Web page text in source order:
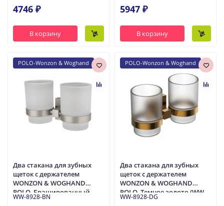
4746 ₽
В корзину
5947 ₽
В корзину
POLO-Wonzon & Woghand
Два стакана для зубных
щеток с держателем
WONZON & WOGHAND
POLO, Брашированный
никель (WW-8928-BN)
WW-8928-BN
POLO-Wonzon & Woghand
Два стакана для зубных
щеток с держателем
WONZON & WOGHAND
POLO, Темное золото (WW-
8928-DG)
WW-8928-DG